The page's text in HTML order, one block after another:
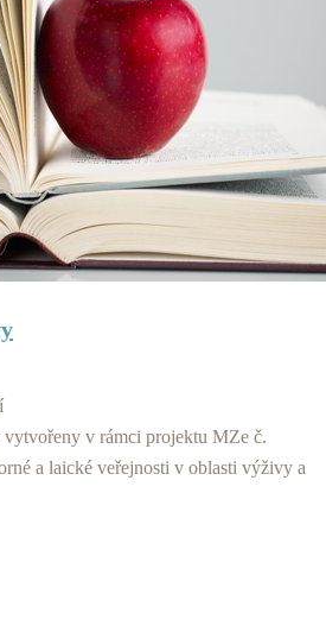
v rámci projektu MZe č.
a laické veřejnosti v oblasti výživy a